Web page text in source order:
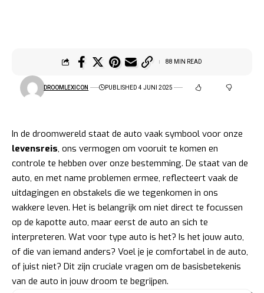
DROOMLEXICON PUBLISHED 4 JUNI 2025
88 MIN READ
In de droomwereld staat de auto vaak symbool voor onze
levensreis, ons vermogen om vooruit te komen en
controle te hebben over onze bestemming. De staat van de
auto, en met name problemen ermee, reflecteert vaak de
uitdagingen en obstakels die we tegenkomen in ons
wakkere leven. Het is belangrijk om niet direct te focussen
op de kapotte auto, maar eerst de auto an sich te
interpreteren. Wat voor type auto is het? Is het jouw auto,
of die van iemand anders? Voel je je comfortabel in de auto,
of juist niet? Dit zijn cruciale vragen om de basisbetekenis
van de auto in jouw droom te begrijpen.